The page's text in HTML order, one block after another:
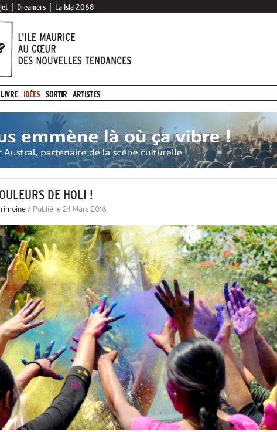
Dreamers La Isla 2068
LIVRE IDÉES SORTIR ARTISTES
DE HOLI !
/ Publié le 24 Mars 2016